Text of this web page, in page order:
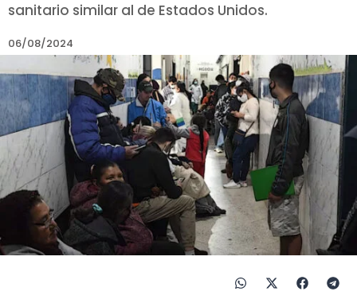
sanitario similar al de Estados Unidos.
06/08/2024